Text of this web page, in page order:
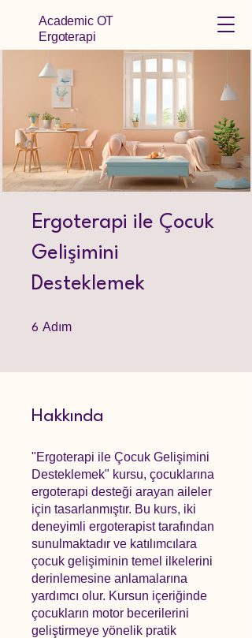
Academic OT
Ergoterapi
Ergoterapi ile Çocuk
Gelişimini
Desteklemek
6 Adım
Hakkında
"Ergoterapi ile Çocuk Gelişimini
Desteklemek" kursu, çocuklarına
ergoterapi desteği arayan aileler
için tasarlanmıştır. Bu kurs, iki
deneyimli ergoterapist tarafından
sunulmaktadır ve katılımcılara
çocuk gelişiminin temel ilkelerini
derinlemesine anlamalarına
yardımcı olur. Kursun içeriğinde
çocukların motor becerilerini
geliştirmeye yönelik pratik